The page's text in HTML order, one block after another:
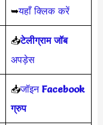
➥यहाँ क्लिक करें
📥टेलीग्राम जॉब
अपड़ेस
📥जॉइन Facebook
ग्रुप